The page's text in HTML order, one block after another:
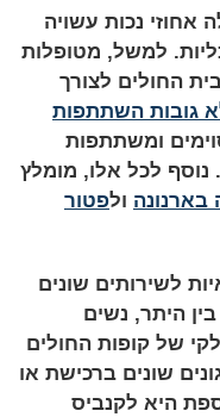
נכות עשויה
למשל, מטופלות
החולים לצורך
גובות השתתפות
ומשתתפות
. נוסף לכל אלו, מומלץ
בארנונה ולפטור
לשירותים שונים
היתר, נשים
של קופות החולים
שונים ברכישת או
היא לקנביס